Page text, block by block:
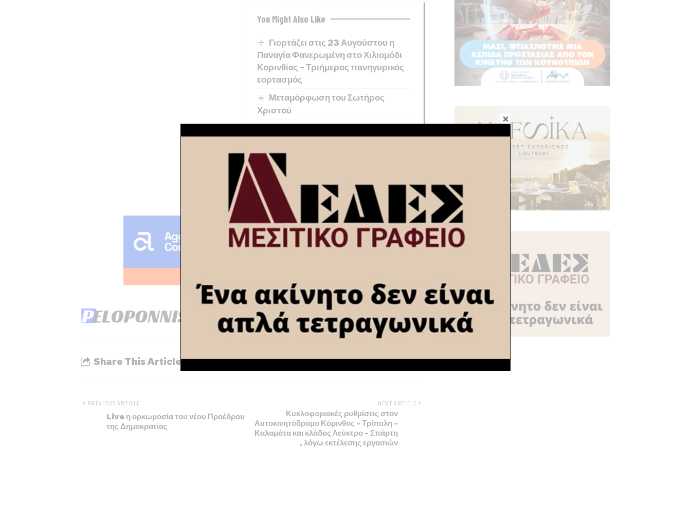
You Might Also Like
Γιορτάζει στις 23 Αυγούστου η
Παναγία Φανερωμένη στο Χιλιομόδι
Κορινθίας – Τριήμερος πανηγυρικός
εορτασμός
Μεταμόρφωση του Σωτήρος
Χριστού
στα Αθίκια Κορινθίας (video-φώτο)
Ετήσιο Ιερό Μνημόσυνο του
αειμνήστου Μητροπολίτου Κορίνθου
κυρού Διονυσίου Δ΄
Share This Article
PREVIOUS ARTICLE
Live η ορκωμοσία του νέου Προέδρου
της Δημοκρατίας
NEXT ARTICLE
Κυκλοφοριακές ρυθμίσεις στον
Αυτοκινητόδρομο Κόρινθος – Τρίπολη –
Καλαμάτα και κλάδος Λεύκτρο – Σπάρτη
, λόγω εκτέλεσης εργασιών